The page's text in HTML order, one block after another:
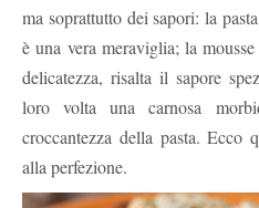
ma soprattutto dei sapori: la
è una vera meraviglia; la
delicatezza, risalta il sapore
loro volta una carnosa
croccantezza della pasta.
alla perfezione.